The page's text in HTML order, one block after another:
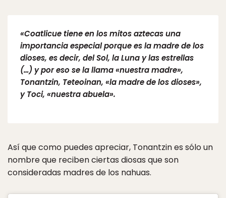
«Coatlicue tiene en los mitos aztecas una
importancia especial porque es la madre de los
dioses, es decir, del Sol, la Luna y las estrellas
(…) y por eso se la llama «nuestra madre»,
Tonantzin, Teteoinan, «la madre de los dioses»,
y Toci, «nuestra abuela».
Así que como puedes apreciar, Tonantzin es sólo un
nombre que reciben ciertas diosas que son
consideradas madres de los nahuas.